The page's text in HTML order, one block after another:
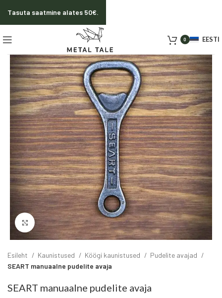
0 EESTI
Click to enlarge
Esileht Kaunistused Köögi kaunistused
Pudelite avajad
SEART manuaalne pudelite avaja
SEART manuaalne pudelite avaja
Tasuta saatmine alates 50€.